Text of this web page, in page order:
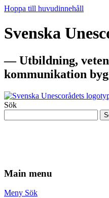
Hoppa till huvudinnehåll
Svenska
— Utbildning,
kommunikation
Sök
Main menu
Meny Sök